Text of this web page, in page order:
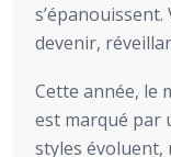
devenir,
Cette année, le
est marqué par
styles évoluent,